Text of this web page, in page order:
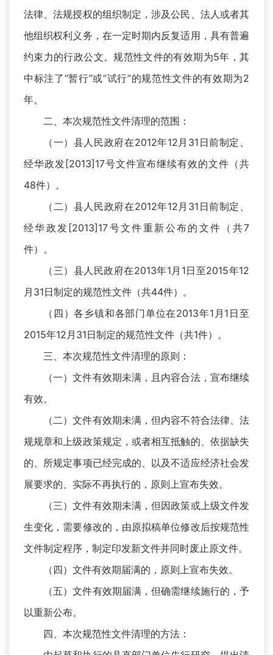
法律、法规授权的组织制定，涉及公民、法人或者其
他组织权利义务，在一定时期内反复适用，具有普遍
约束力的行政公文。规范性文件的有效期为5年，其
中标注了“暂行”或“试行”的规范性文件的有效期为2
年。
二、本次规范性文件清理的范围：
（一）县人民政府在2012年12月31日前制定、
经华政发[2013]17号文件宣布继续有效的文件（共
48件）。
（二）县人民政府在2012年12月31日前制定、
经华政发[2013]17号文件重新公布的文件（共7
件）。
（三）县人民政府在2013年1月1日至2015年12
月31日制定的规范性文件（共44件）。
（四）各乡镇和各部门单位在2013年1月1日至
2015年12月31日制定的规范性文件（共1件）。
三、本次规范性文件清理的原则：
（一）文件有效期未满，且内容合法，宣布继续
有效。
（二）文件有效期未满，但内容不符合法律、法
规规章和上级政策规定，或者相互抵触的、依据缺失
的、所规定事项已经完成的、以及不适应经济社会发
展要求的、实际不再执行的，原则上宣布失效。
（三）文件有效期未满，但因政策或上级文件发
生变化，需要修改的，由原拟稿单位修改后按规范性
文件制定程序，制定印发新文件并同时废止原文件。
（四）文件有效期届满的，原则上宣布失效。
（五）文件有效期届满，但确需继续施行的，予
以重新公布。
四、本次规范性文件清理的方法：